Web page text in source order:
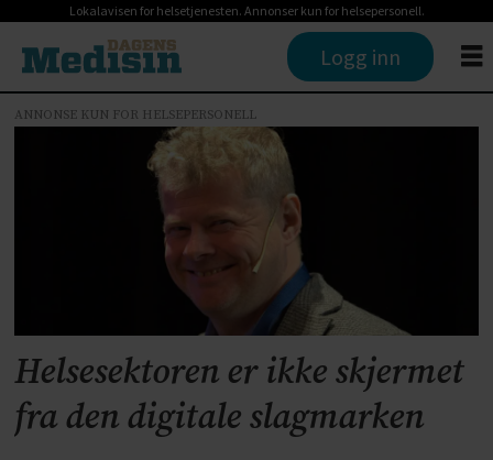
Lokalavisen for helsetjenesten. Annonser kun for helsepersonell.
Logg inn
sikkerhet
ANNONSE KUN FOR HELSEPERSONELL
Helsesektoren er ikke skjermet
fra den digitale slagmarken